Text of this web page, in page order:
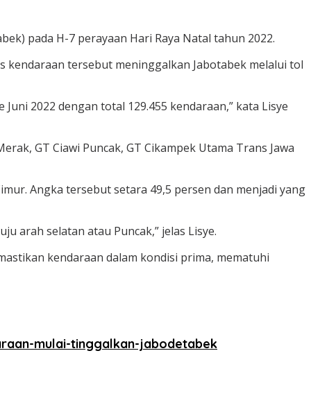
pada H-7 perayaan Hari Raya Natal tahun 2022.
kendaraan tersebut meninggalkan Jabotabek melalui tol
2022 dengan total 129.455 kendaraan,” kata Lisye
GT Ciawi Puncak, GT Cikampek Utama Trans Jawa
Angka tersebut setara 49,5 persen dan menjadi yang
arah selatan atau Puncak,” jelas Lisye.
kendaraan dalam kondisi prima, mematuhi
mulai-tinggalkan-jabodetabek